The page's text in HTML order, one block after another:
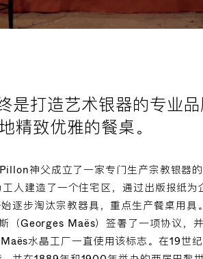
打造艺术银器的专业
精致优雅的餐桌。
神父成立了一家专门生产宗教银器
人建造了一个住宅区，通过出版报纸为
逐步淘汰宗教器具，重点生产餐桌用具
（Georges Maës）签署了一项协议，
水晶工厂一直使用该标志。在19世